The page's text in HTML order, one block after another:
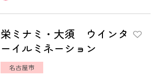
栄ミナミ・大須 ウインタ
ーイルミネーション
名古屋市